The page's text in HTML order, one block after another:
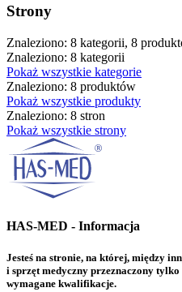
Strony
Znaleziono: 8 kategorii, 8
Znaleziono: 8 kategorii
Pokaż wszystkie kategorie
Znaleziono: 8 produktów
Pokaż wszystkie produkty
Znaleziono: 8 stron
Pokaż wszystkie strony
HAS-MED - Informacja
Jesteś na stronie, na której, między
i sprzęt medyczny przeznaczony
wymagane kwalifikacje.